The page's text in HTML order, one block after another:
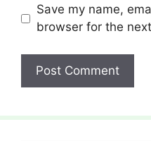
Save my name,
browser for the